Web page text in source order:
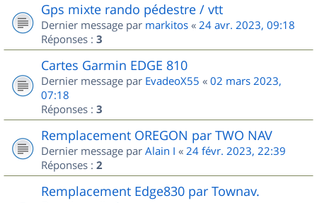
Gps mixte rando pédestre / vtt
Dernier message par markitos « 24 avr. 2023, 09:18
Réponses : 3
Cartes Garmin EDGE 810
Dernier message par EvadeoX55 « 02 mars 2023,
07:18
Réponses : 3
Remplacement OREGON par TWO NAV
Dernier message par Alain I « 24 févr. 2023, 22:39
Réponses : 2
Remplacement Edge830 par Townav.